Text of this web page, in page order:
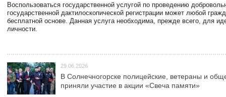
Воспользоваться государственной услугой по проведению
государственной дактилоскопической регистрации может любой
бесплатной основе. Данная услуга необходима, прежде всего, для
личности.
29.06.2026
В Солнечногорске полицейские, ветераны и
приняли участие в акции «Свеча памяти»